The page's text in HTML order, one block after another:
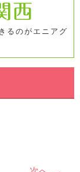
西
るのがエニアグ